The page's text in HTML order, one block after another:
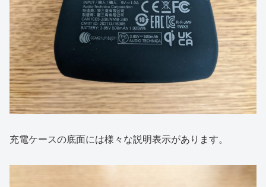
充電ケースの底面には様々な説明表示があります。